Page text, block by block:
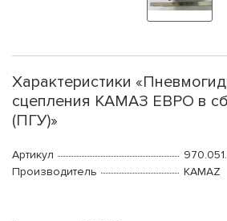
Характеристики
сцепления КАМАЗ ЕВРО в
(ПГУ)»
Артикул
Производитель
KAMAZ